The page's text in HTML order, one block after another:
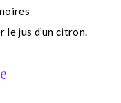
le jus d’un citron.